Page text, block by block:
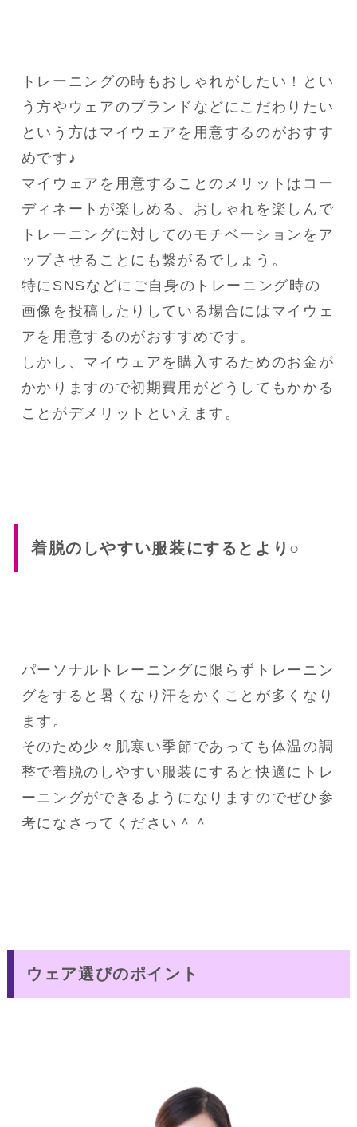
トレーニングの時もおしゃれがしたい！とい
う方やウェアのブランドなどにこだわりたい
という方はマイウェアを用意するのがおすす
めです♪
マイウェアを用意することのメリットはコー
ディネートが楽しめる、おしゃれを楽しんで
トレーニングに対してのモチベーションをア
ップさせることにも繋がるでしょう。
特にSNSなどにご自身のトレーニング時の
画像を投稿したりしている場合にはマイウェ
アを用意するのがおすすめです。
しかし、マイウェアを購入するためのお金が
かかりますので初期費用がどうしてもかかる
着脱のしやすい服装にするとより○
パーソナルトレーニングに限らずトレーニン
グをすると暑くなり汗をかくことが多くなり
ます。
そのため少々肌寒い季節であっても体温の調
整で着脱のしやすい服装にすると快適にトレ
ーニングができるようになりますのでぜひ参
考になさってください＾＾
ウェア選びのポイント